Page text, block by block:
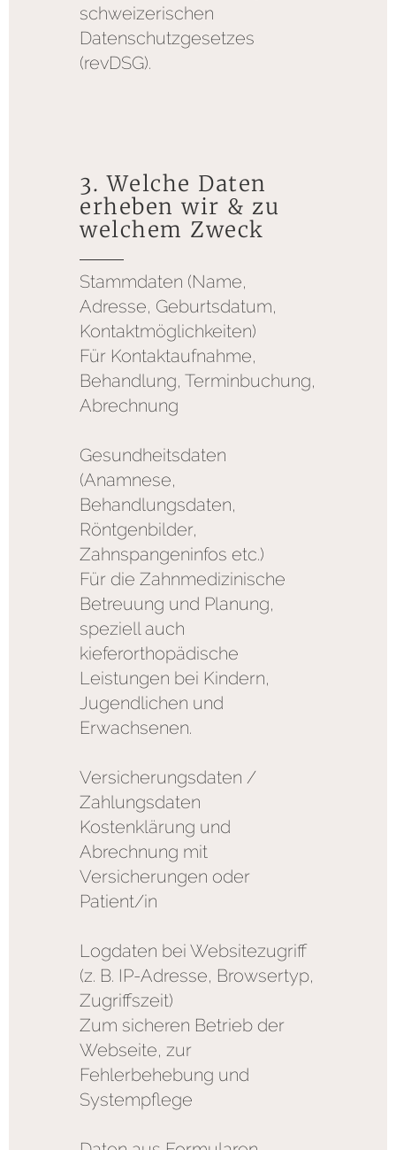
schweizerischen
Datenschutzgesetzes
(revDSG).
3. Welche Daten
erheben wir & zu
welchem Zweck
Stammdaten (Name,
Adresse, Geburtsdatum,
Kontaktmöglichkeiten)
Für Kontaktaufnahme,
Behandlung, Terminbuchung,
Abrechnung
Gesundheitsdaten
(Anamnese,
Behandlungsdaten,
Röntgenbilder,
Zahnspangeninfos etc.)
Für die Zahnmedizinische
Betreuung und Planung,
speziell auch
kieferorthopädische
Leistungen bei Kindern,
Jugendlichen und
Erwachsenen.
Versicherungsdaten /
Zahlungsdaten
Kostenklärung und
Abrechnung mit
Versicherungen oder
Patient/in
Logdaten bei Websitezugriff
(z. B. IP-Adresse, Browsertyp,
Zugriffszeit)
Zum sicheren Betrieb der
Webseite, zur
Fehlerbehebung und
Systempflege